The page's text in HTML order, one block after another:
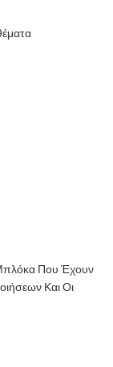
Που Έχουν
Και Οι